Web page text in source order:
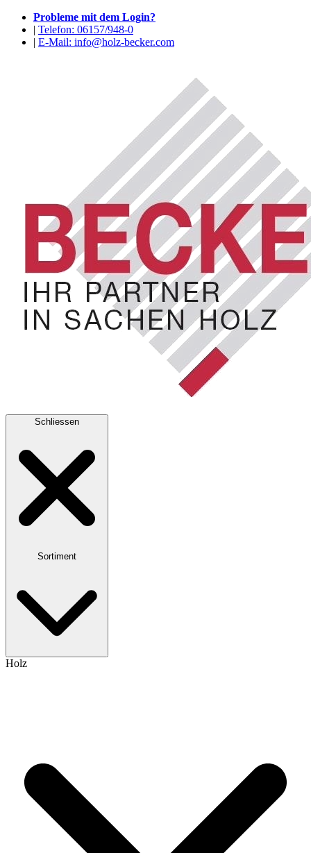
Probleme mit dem Login?
| Telefon: 06157/948-0
| E-Mail: info@holz-becker.com
Schliessen
Sortiment
Holz